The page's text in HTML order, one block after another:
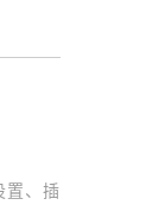
置、插